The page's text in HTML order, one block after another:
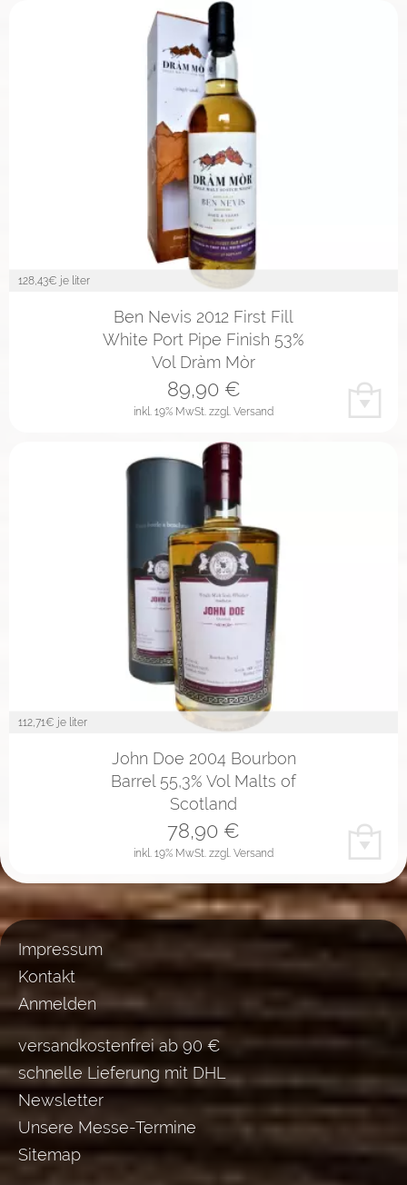
128,43€ je liter
Ben Nevis 2012 First Fill
White Port Pipe Finish 53%
Vol Dràm Mòr
inkl. 19% MwSt. zzgl. Versand
89,90€
112,71€ je liter
John Doe 2004 Bourbon
Barrel 55,3% Vol Malts of
Scotland
inkl. 19% MwSt. zzgl. Versand
78,90 €
Impressum
Kontakt
Anmelden
versandkostenfrei ab 90 €
schnelle Lieferung mit DHL
Newsletter
Unsere Messe-Termine
Sitemap